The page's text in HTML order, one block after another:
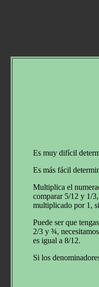
Es muy difícil
Es más fácil
Multiplica el
comparar 5/12 y 1/
multiplicado por 1,
Puede ser que
2/3 y ¾,
es igual a 8/12.
Si los